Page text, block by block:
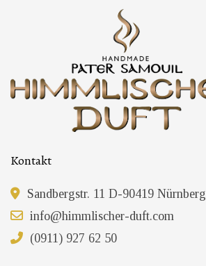
Kontakt
Sandbergstr. 11 D-90419 Nürnberg
info@himmlischer-duft.com
(0911) 927 62 50